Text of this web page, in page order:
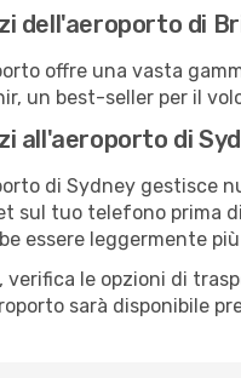
dell'aeroporto di
offre una vasta
un best-seller per il
all'aeroporto di
di Sydney gestisce
sul tuo telefono prima
essere leggermente
verifica le opzioni di
sarà disponibile